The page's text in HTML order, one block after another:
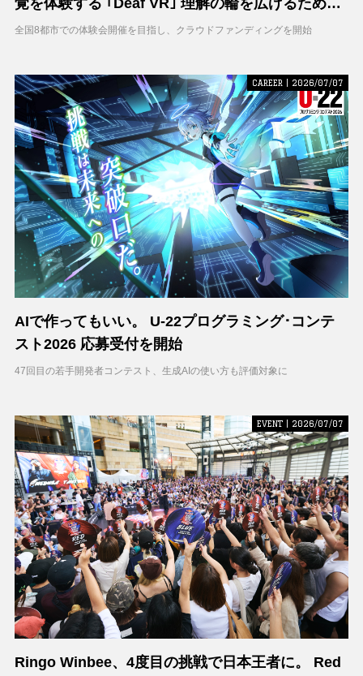
覚を体験する ｢Deaf VR｣ 理解の輪を広げるため支
援募集を開始
全国8都市での体験会開催を目指し、クラウドファンディングを開始
CAREER | 2026/07/07
AIで作ってもいい。 U-22プログラミング･コンテ
スト2026 応募受付を開始
47回目の若手開発者コンテスト、生成AIの使い方も評価対象に
EVENT | 2026/07/07
Ringo Winbee、4度目の挑戦で日本王者に。 Red